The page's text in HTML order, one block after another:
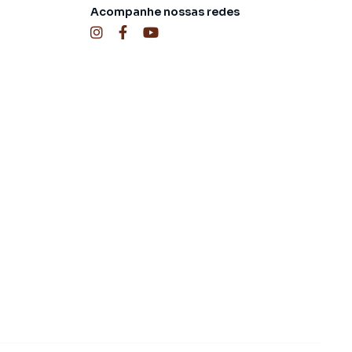
Acompanhe nossas redes